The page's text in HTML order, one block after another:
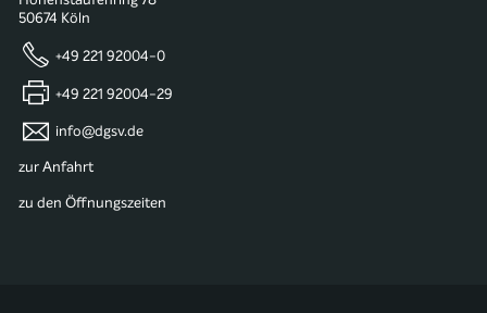
50674 Köln
+49 221 92004-0
+49 221 92004-29
info@dgsv.de
zur Anfahrt
zu den Öffnungszeiten